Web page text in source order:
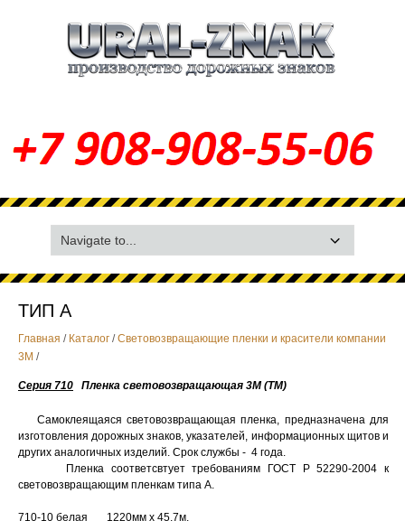
ТИП А
Главная / Каталог /Световозвращающие пленки и красители компании
3М /
Серия 710 Пленка световозвращающая 3М (ТМ)
Самоклеящаяся световозвращающая пленка, предназначена для
изготовления дорожных знаков, указателей, информационных щитов и
других аналогичных изделий. Срок службы - 4 года.
Пленка соответсвтует требованиям ГОСТ Р 52290-2004 к
световозвращающим пленкам типа А.
710-10 белая 1220мм х 45,7м.